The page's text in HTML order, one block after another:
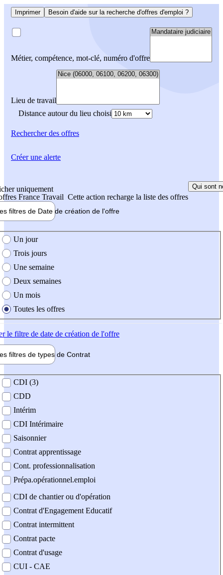
Imprimer Besoin d'aide sur la recherche d'offres d'emploi ?
Métier, compétence, mot-clé, numéro d'offre
Lieu de travail
Distance autour du lieu choisi
Rechercherdes offres
uniquement
France Travail Cette action recharge la liste des offres
Qui sont
filtres de Date de création de l'offre
création de l'offre
Un jour
Trois jours
Une semaine
Deux semaines
Un mois
Toutes les offres
le filtre de date de création de l'offre
filtres de types de Contrat
contrat
CDI (3)
CDD
Intérim
CDI Intérimaire
Saisonnier
Contrat apprentissage
Cont. professionnalisation
Prépa.opérationnel.emploi
CDI de chantier ou d'opération
Contrat d'Engagement Educatif
Contrat intermittent
Contrat pacte
Contrat d'usage
CUI - CAE
Créer une alerte